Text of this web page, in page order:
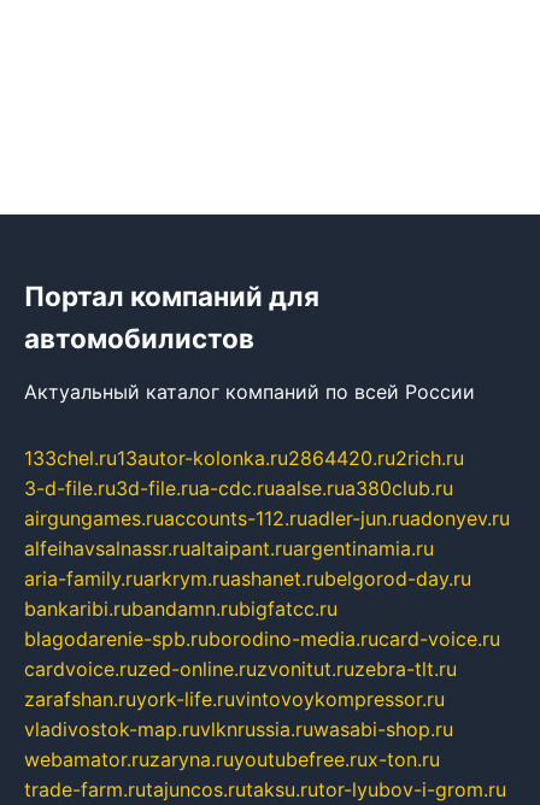
Портал компаний для
автомобилистов
Актуальный каталог компаний по всей России
133chel.ru13autor-kolonka.ru2864420.ru2rich.ru
3-d-file.ru3d-file.rua-cdc.ruaalse.rua380club.ru
airgungames.ruaccounts-112.ruadler-jun.ruadonyev.ru
alfeihavsalnassr.rualtaipant.ruargentinamia.ru
aria-family.ruarkrym.ruashanet.rubelgorod-day.ru
bankaribi.rubandamn.rubigfatcc.ru
blagodarenie-spb.ruborodino-media.rucard-voice.ru
cardvoice.ruzed-online.ruzvonitut.ruzebra-tlt.ru
zarafshan.ruyork-life.ruvintovoykompressor.ru
vladivostok-map.ruvlknrussia.ruwasabi-shop.ru
webamator.ruzaryna.ruyoutubefree.rux-ton.ru
trade-farm.rutajuncos.rutaksu.rutor-lyubov-i-grom.ru